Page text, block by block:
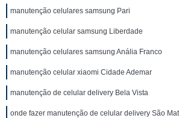
manutenção celulares samsung Pari
manutenção celular samsung Liberdade
manutenção celulares samsung Anália Franco
manutenção celular xiaomi Cidade Ademar
manutenção de celular delivery Bela Vista
onde fazer manutenção de celular delivery São